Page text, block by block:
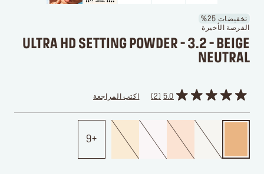
تخفيضات 25%
الفرصة الأخيرة
ULTRA HD SETTING POWDER - 3.2 - BEIGE
NEUTRAL
5.0
2 اكتب المراجعة
9